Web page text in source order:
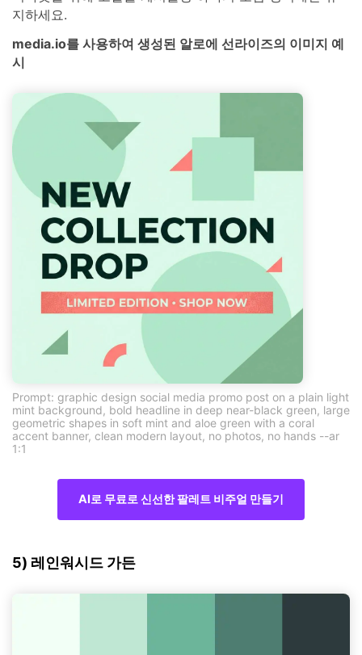
지하세요.
media.io를 사용하여 생성된 알로에 선라이즈의 이미지 예
시
Prompt: graphic design social media promo post on a plain light
mint background, bold headline in deep near-black green, large
geometric shapes in soft mint and aloe green with a coral
accent banner, clean modern layout, no photos, no hands --ar
1:1
AI로 무료로 신선한 팔레트 비주얼 만들기
5) 레인워시드 가든